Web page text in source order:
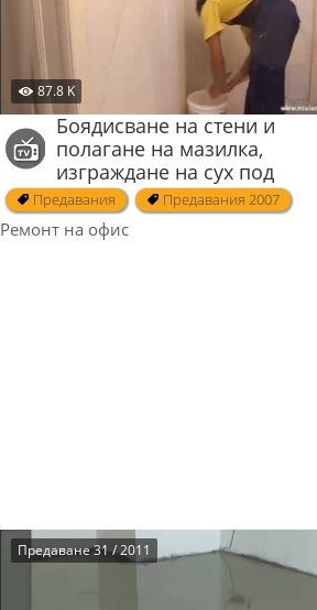
87.8 K
Боядисване на стени и
полагане на мазилка,
изграждане на сух под
Предавания Предавания 2007
Ремонт на офис
Предаване 31 / 2011